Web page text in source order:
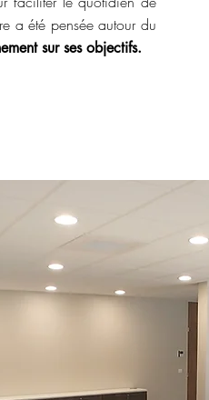
a été pensée autour du
sur ses objectifs.